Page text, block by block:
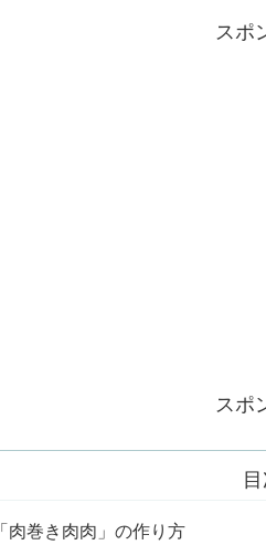
スポ
スポ
「肉巻き肉肉」の作り方